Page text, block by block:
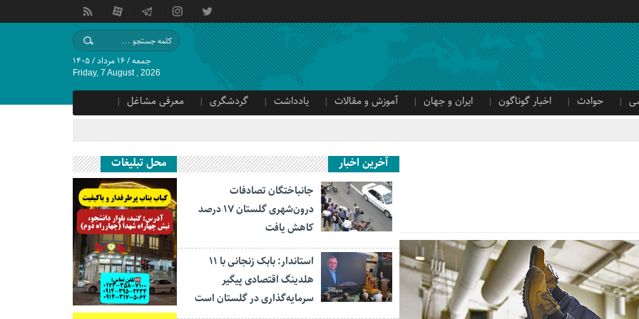
جمعه / ۱۶ مرداد / ۱۴۰۵
Friday, 7 August , 2026
حوادث اخبار گوناگون ایران و جهان آموزش و مقالات یادداشت گردشگری
معرفی مشاغل
آخرین اخبار
جانباختگان تصادفات
درون‌شهری گلستان ۱۷ درصد
کاهش یافت
استاندار: بابک زنجانی با ۱۱
هلدینگ اقتصادی پیگیر
سرمایه‌گذاری در گلستان است
محل تبلیغات